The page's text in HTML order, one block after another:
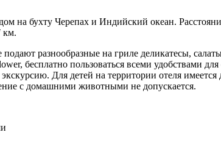
на бухту Черепах и Индийский океан.
км.
разнообразные на гриле деликатесы,
бесплатно пользоваться всеми удобствами
Для детей на территории отеля
с домашними животными не допускается.